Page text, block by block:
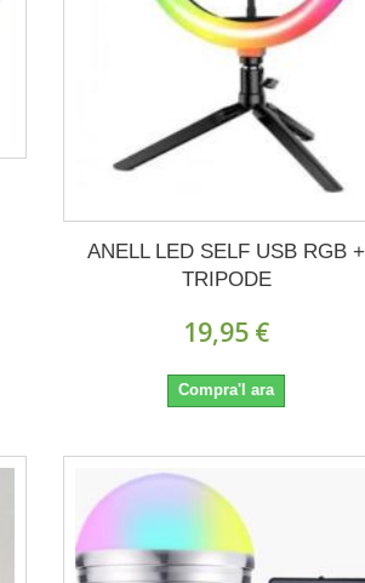
ANELL LED SELF USB RGB +
TRIPODE
19,95 €
Compra'l ara